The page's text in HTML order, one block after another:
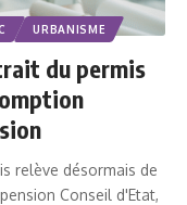
URBANISME
du permis
relève désormais de
Conseil d'Etat,